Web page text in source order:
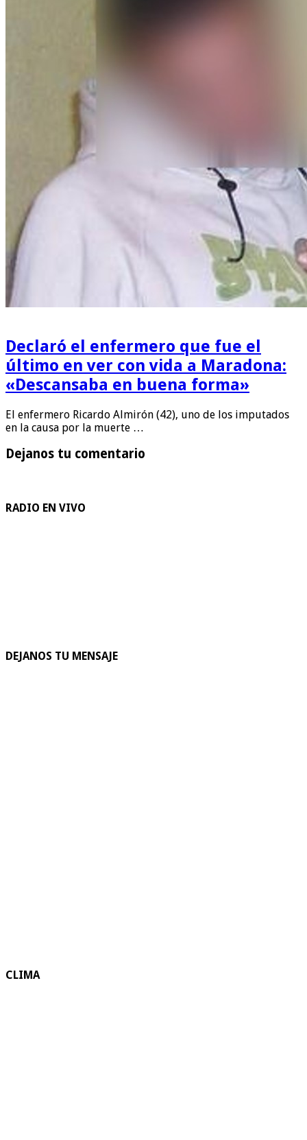
Declaró el enfermero que fue el
último en ver con vida a Maradona:
«Descansaba en buena forma»
El enfermero Ricardo Almirón (42), uno de los imputados
en la causa por la muerte …
Dejanos tu comentario
RADIO EN VIVO
DEJANOS TU MENSAJE
CLIMA